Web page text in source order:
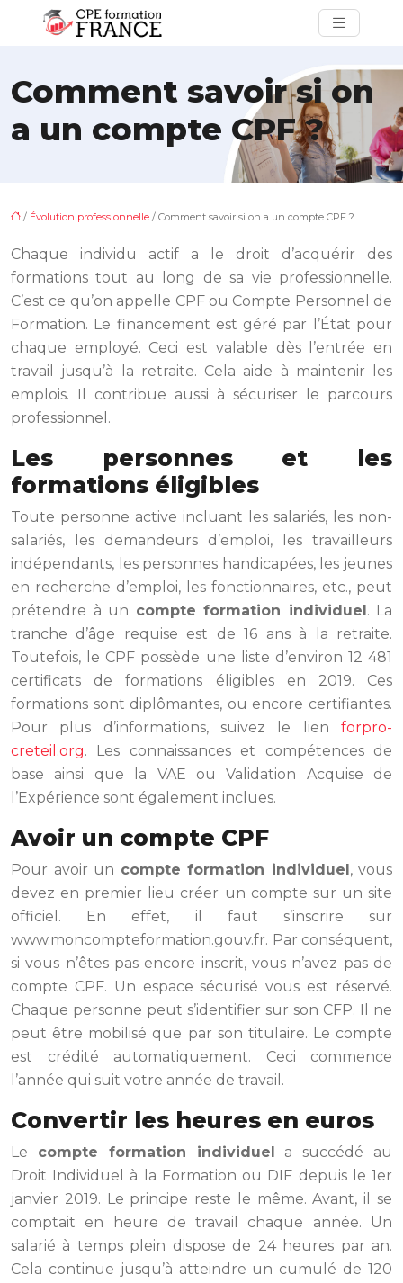
Comment savoir si on
a un compte CPF ?
/ Évolution professionnelle / Comment savoir si on a un compte CPF ?
Chaque individu actif a le droit d’acquérir des
formations tout au long de sa vie professionnelle.
C’est ce qu’on appelle CPF ou Compte Personnel de
Formation. Le financement est géré par l’État pour
chaque employé. Ceci est valable dès l’entrée en
travail jusqu’à la retraite. Cela aide à maintenir les
emplois. Il contribue aussi à sécuriser le parcours
professionnel.
Les personnes et les
formations éligibles
Toute personne active incluant les salariés, les non-
salariés, les demandeurs d’emploi, les travailleurs
indépendants, les personnes handicapées, les jeunes
en recherche d’emploi, les fonctionnaires, etc., peut
prétendre à un compte formation individuel. La
tranche d’âge requise est de 16 ans à la retraite.
Toutefois, le CPF possède une liste d’environ 12 481
certificats de formations éligibles en 2019. Ces
formations sont diplômantes, ou encore certifiantes.
Pour plus d’informations, suivez le lien forpro-
creteil.org. Les connaissances et compétences de
base ainsi que la VAE ou Validation Acquise de
l’Expérience sont également inclues.
Avoir un compte CPF
Pour avoir un compte formation individuel, vous
devez en premier lieu créer un compte sur un site
officiel. En effet, il faut s’inscrire sur
www.moncompteformation.gouv.fr. Par conséquent,
si vous n’êtes pas encore inscrit, vous n’avez pas de
compte CPF. Un espace sécurisé vous est réservé.
Chaque personne peut s’identifier sur son CFP. Il ne
peut être mobilisé que par son titulaire. Le compte
est crédité automatiquement. Ceci commence
l’année qui suit votre année de travail.
Convertir les heures en euros
Le compte formation individuel a succédé au
Droit Individuel à la Formation ou DIF depuis le 1er
janvier 2019. Le principe reste le même. Avant, il se
comptait en heure de travail chaque année. Un
salarié à temps plein dispose de 24 heures par an.
Cela continue jusqu’à atteindre un cumulé de 120